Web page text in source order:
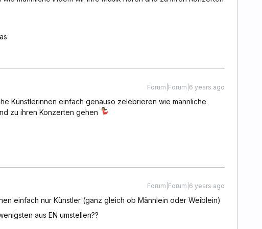
Forum|Forum|6 years ago
Künstlerinnen einfach genauso zelebrieren wie männliche
zu ihren Konzerten gehen
Forum|Forum|6 years ago
einfach nur Künstler (ganz gleich ob Männlein oder Weiblein)
aus EN umstellen??